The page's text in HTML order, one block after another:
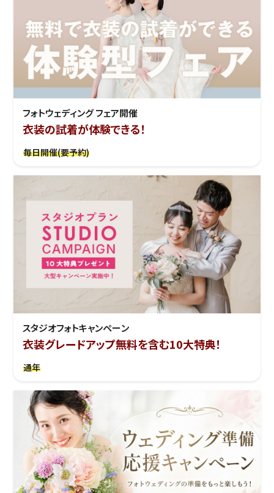
フォトウェディング フェア開催
衣装の試着が体験できる！
毎日開催(要予約)
スタジオフォトキャンペーン
衣装グレードアップ無料を含む10大特典！
通年